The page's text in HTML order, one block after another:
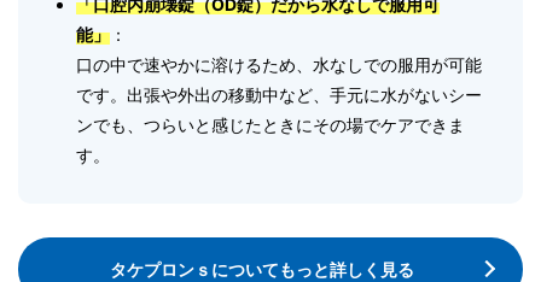
「口腔内崩壊錠（OD錠）だから水なしで服用可
能」：
口の中で速やかに溶けるため、水なしでの服用が可能
です。出張や外出の移動中など、手元に水がないシー
ンでも、つらいと感じたときにその場でケアできま
す。
タケプロンｓについてもっと詳しく見る